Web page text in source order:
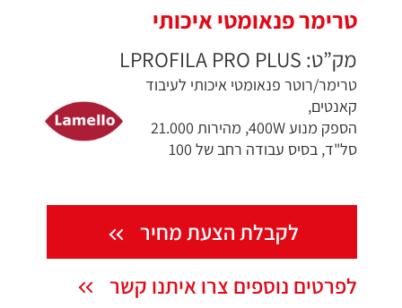
טרימר פנאומטי איכותי
מק”ט: LPROFILA PRO PLUS
טרימר/רוטר פנאומטי איכותי לעיבוד
קאנטים,
הספק מנוע 400W, מהירות 21.000
סל"ד, בסיס עבודה רחב של 100
לקבלת הצעת מחיר
לפרטים נוספים צרו איתנו קשר